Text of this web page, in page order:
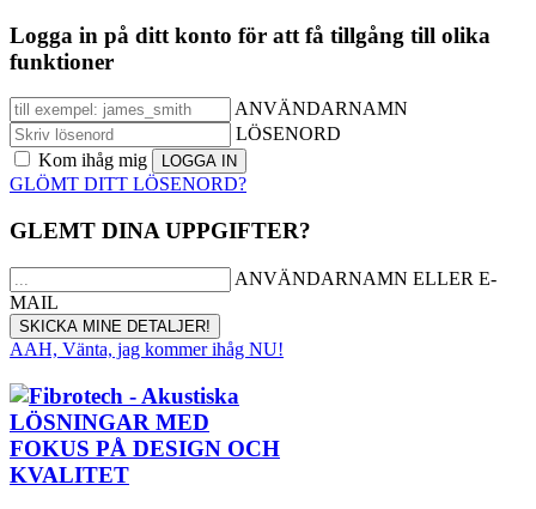
Logga in på ditt konto för att få tillgång till olika
funktioner
ANVÄNDARNAMN
LÖSENORD
Kom ihåg mig
GLÖMT DITT LÖSENORD?
GLEMT DINA UPPGIFTER?
ANVÄNDARNAMN ELLER E-
MAIL
AAH, Vänta, jag kommer ihåg NU!